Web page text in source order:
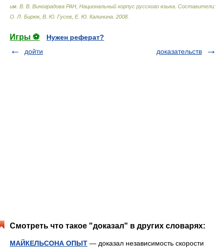
им. В. В. Виноградова РАН, Национальный корпус русского языка Составители:
О. Л. Бирюк, В. Ю. Гусев, Е. Ю. Калинина 2008
Игры ⚽
Нужен реферат?
дойти
доказательств
Смотреть что такое "доказал" в других словарях:
МАЙКЕЛЬСОНА ОПЫТ — доказал независимость скорости